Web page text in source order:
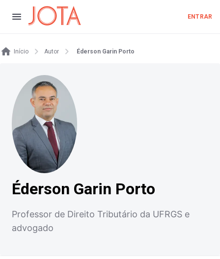
ENTRAR
Início Autor Éderson Garin Porto
Éderson Garin Porto
Professor de Direito Tributário da UFRGS e
advogado